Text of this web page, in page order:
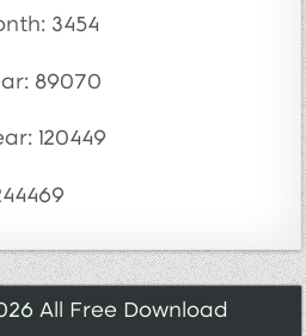
3454
89070
120449
All Free Download